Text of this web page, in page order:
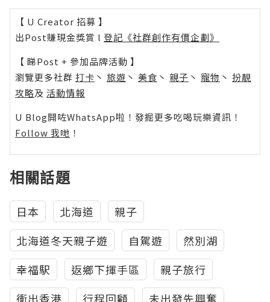
【 U Creator 招募 】
出Post賺現金獎賞 l 登記《社群創作有價企劃》
【 睇Post + 參加品牌活動 】
瀏覽更多社群 打卡 丶 旅遊 丶 美食 丶 親子 丶 寵物 丶 扮靚
攻略及 活動情報
U Blog開咗WhatsApp啦！發掘更多吃喝玩樂資訊！
Follow 我哋 ！
相關話題
日本 北海道
親子
北海道冬天親子遊
自駕遊
然別湖
幸福駅
返鄉下揮手區
親子旅行
衝出香港
行程回顧 未出發先興奮